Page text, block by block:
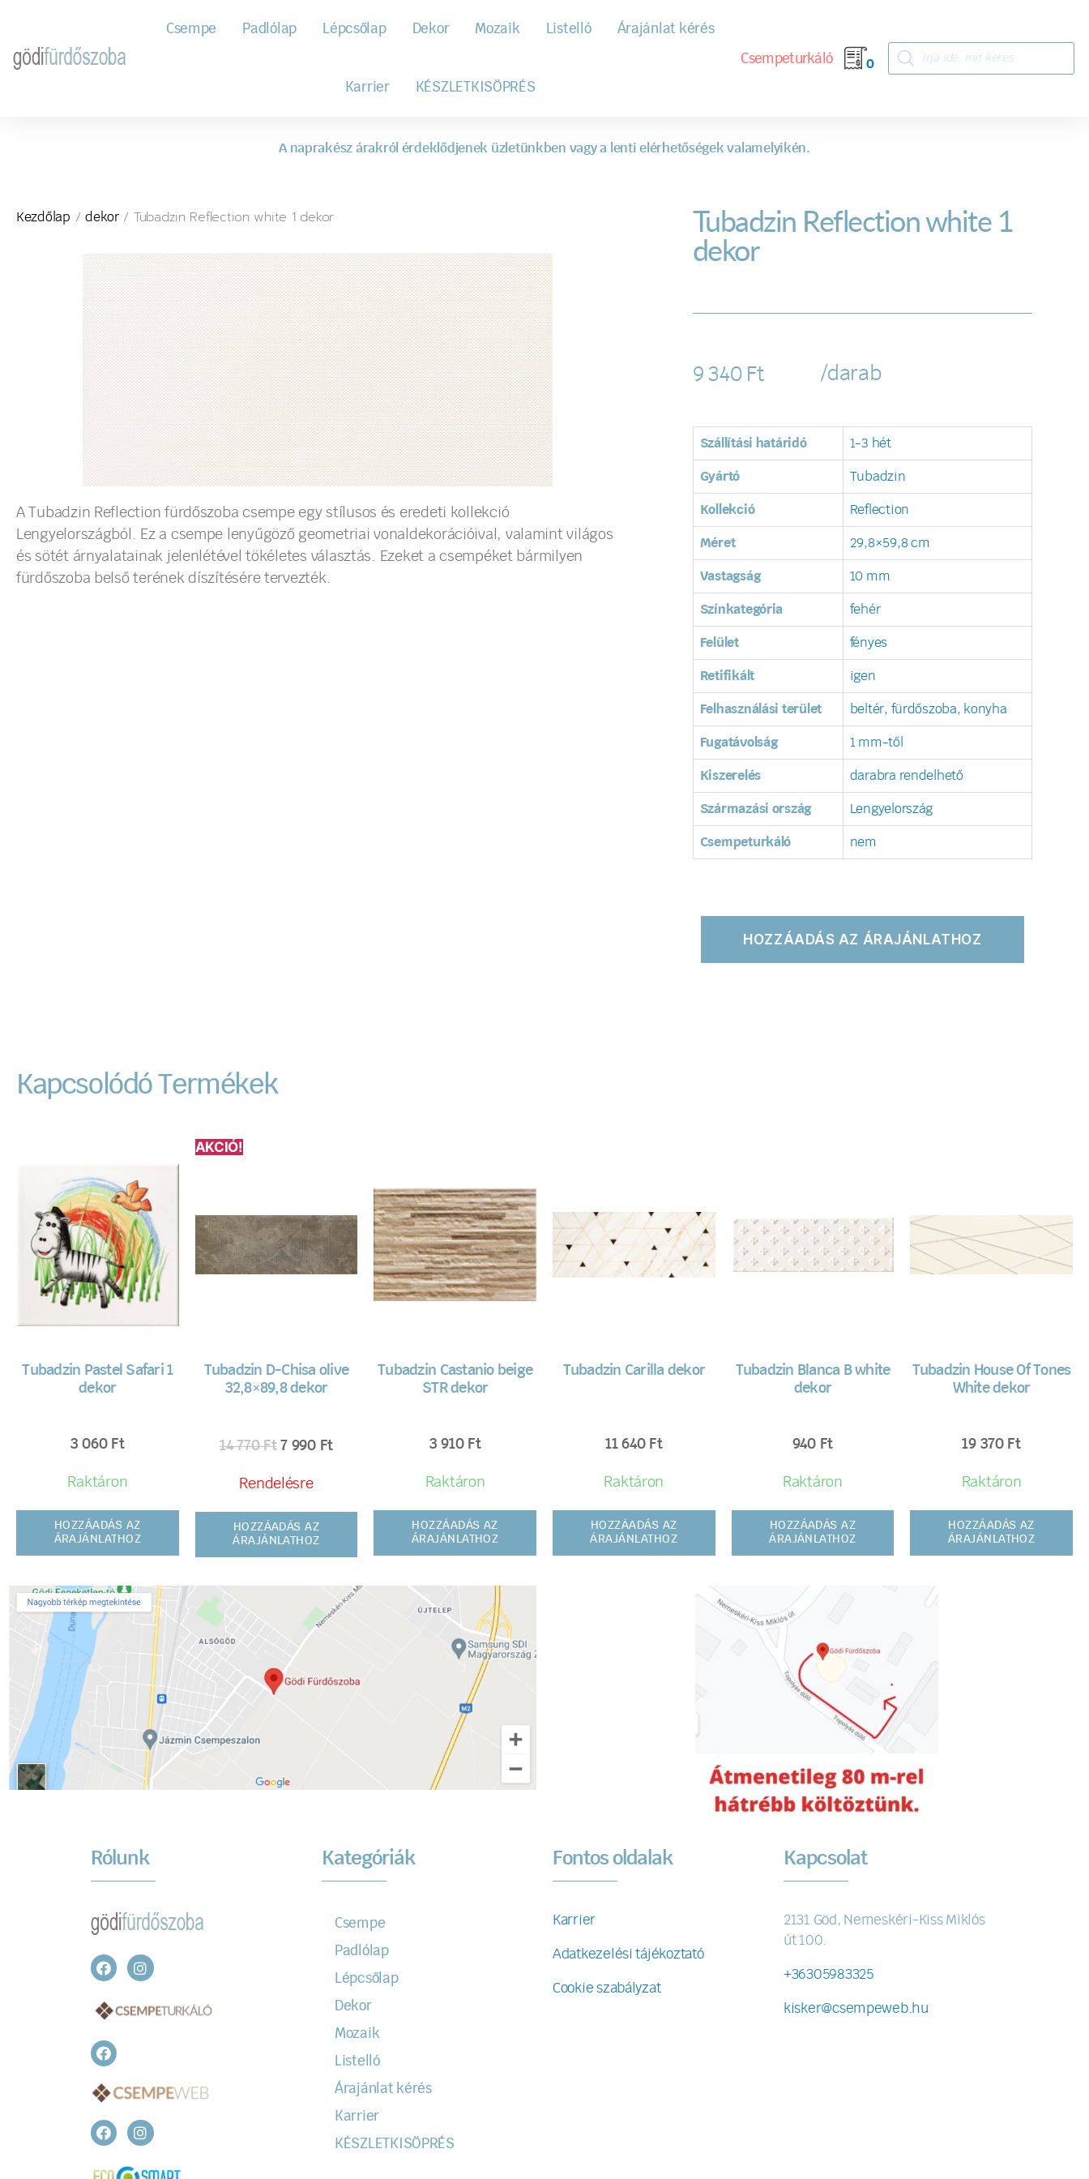
Csempe Padlólap Lépcsőlap Dekor Mozaik Listelló Árajánlat kérés
Karrier KÉSZLETKISÖPRÉS
Csempeturkáló 0
A naprakész árakról érdeklődjenek üzletünkben vagy a lenti elérhetőségek valamelyikén.
Kezdőlap /dekor/ Tubadzin Reflection white 1 dekor
A Tubadzin Reflection fürdőszoba csempe egy stílusos és eredeti kollekció
Lengyelországból. Ez a csempe lenyűgöző geometriai vonaldekorációival, valamint világos
és sötét árnyalatainak jelenlétével tökéletes választás. Ezeket a csempéket bármilyen
fürdőszoba belső terének díszítésére tervezték.
Tubadzin Reflection white 1
dekor
9 340 Ft /darab
Szállítási határidó 1-3 hét
Gyártó Tubadzin
Kollekció Reflection
Méret 29,8×59,8 cm
Vastagság 10 mm
Színkategória fehér
Felület fényes
Retifikált igen
Felhasználási terület beltér, fürdőszoba, konyha
Fugatávolság 1 mm-től
Kiszerelés darabra rendelhető
Származási ország Lengyelország
Csempeturkáló nem
HOZZÁADÁS AZ ÁRAJÁNLATHOZ
Kapcsolódó Termékek
Tubadzin Pastel Safari 1
dekor
3 060 Ft
Raktáron
HOZZÁADÁS AZ
ÁRAJÁNLATHOZ
AKCIÓ!
Tubadzin D-Chisa olive
32,8×89,8 dekor
14 770Ft 7 990 Ft
Rendelésre
HOZZÁADÁS AZ
ÁRAJÁNLATHOZ
Tubadzin Castanio beige
STR dekor
3 910 Ft
Raktáron
HOZZÁADÁS AZ
ÁRAJÁNLATHOZ
Tubadzin Carilla dekor
11 640 Ft
Raktáron
HOZZÁADÁS AZ
ÁRAJÁNLATHOZ
Tubadzin Blanca B white
dekor
940 Ft
Raktáron
HOZZÁADÁS AZ
ÁRAJÁNLATHOZ
Tubadzin House Of Tones
White dekor
19 370 Ft
Raktáron
HOZZÁADÁS AZ
ÁRAJÁNLATHOZ
Rólunk Kategóriák
Csempe
Padlólap
Lépcsőlap
Dekor
Mozaik
Listelló
Árajánlat kérés
Karrier
KÉSZLETKISÖPRÉS
Fontos oldalak
Karrier
Adatkezelési tájékoztató
Cookie szabályzat
Kapcsolat
2131 Göd, Nemeskéri-Kiss Miklós
út 100.
+36305983325
kisker@csempeweb.hu